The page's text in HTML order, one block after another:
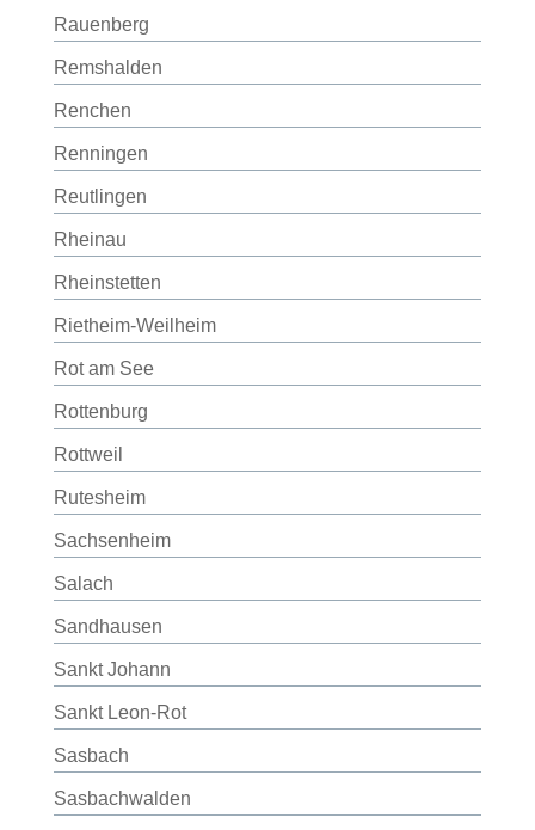
Rauenberg
Remshalden
Renchen
Renningen
Reutlingen
Rheinau
Rheinstetten
Rietheim-Weilheim
Rot am See
Rottenburg
Rottweil
Rutesheim
Sachsenheim
Salach
Sandhausen
Sankt Johann
Sankt Leon-Rot
Sasbach
Sasbachwalden